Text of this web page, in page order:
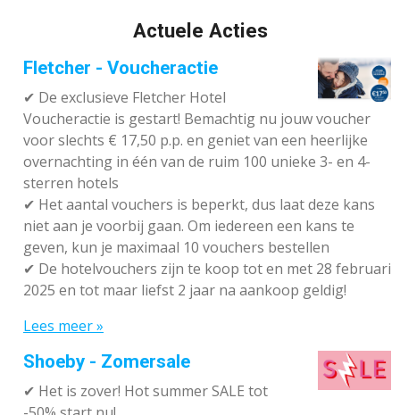
Actuele Acties
Fletcher - Voucheractie
✔ De exclusieve Fletcher Hotel
Voucheractie is gestart! Bemachtig nu jouw voucher
voor slechts € 17,50 p.p. en geniet van een heerlijke
overnachting in één van de ruim 100 unieke 3- en 4-
sterren hotels
✔ Het aantal vouchers is beperkt, dus laat deze kans
niet aan je voorbij gaan. Om iedereen een kans te
geven, kun je maximaal 10 vouchers bestellen
✔ De hotelvouchers zijn te koop tot en met 28 februari
2025 en tot maar liefst 2 jaar na aankoop geldig!
Lees meer »
Shoeby - Zomersale
✔ Het is zover! Hot summer SALE tot